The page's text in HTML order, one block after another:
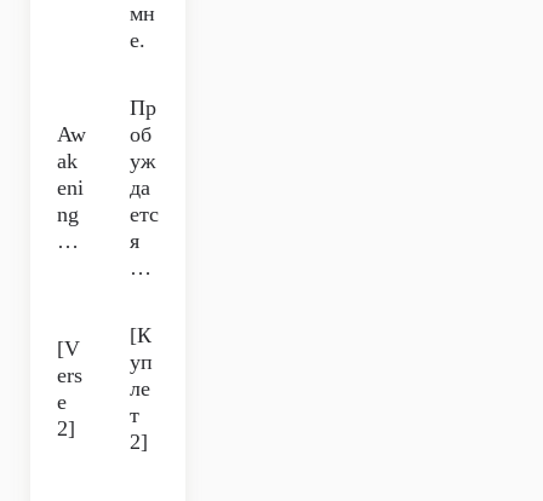
мн
е.
Aw
ak
eni
ng
…
Пр
об
уж
да
етс
я
…
[V
ers
e
2]
[К
уп
ле
т
2]